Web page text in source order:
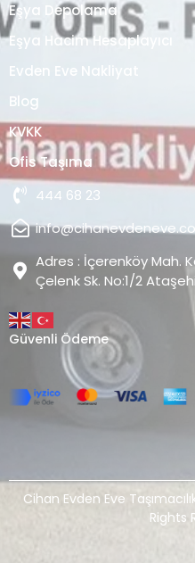
Eşya Depolama
Eşya Hacim Hesaplayıcı
Evden Eve Nakliyat
Blog
KVKK
Ofis Taşıma
444 68 23
Adres : İçerenköy Mah.
Çelenk Sk. No:1/2
Güvenli Ödeme
Cihan Evden Eve
Rights